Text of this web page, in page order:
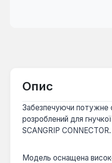
Опис
Забезпечуючи потужне
розроблений для
SCANGRIP CONNECTOR.
Модель оснащена